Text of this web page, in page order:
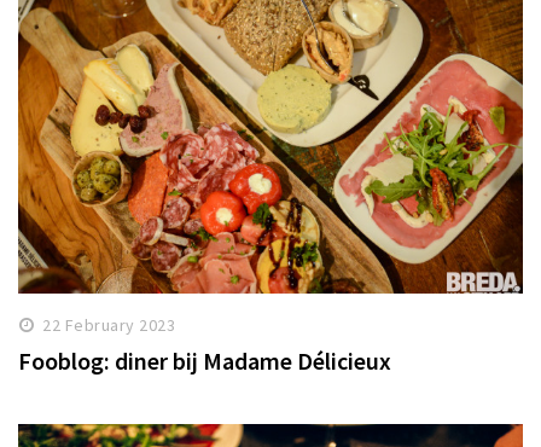
22 February 2023
Fooblog: diner bij Madame Délicieux